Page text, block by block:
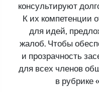
консультируют
К их компетенции
для идей,
жалоб. Чтобы
и прозрачность
для всех членов
в рубрике